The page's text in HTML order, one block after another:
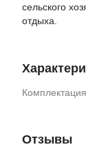
сельского
отдыха.
Отзывы